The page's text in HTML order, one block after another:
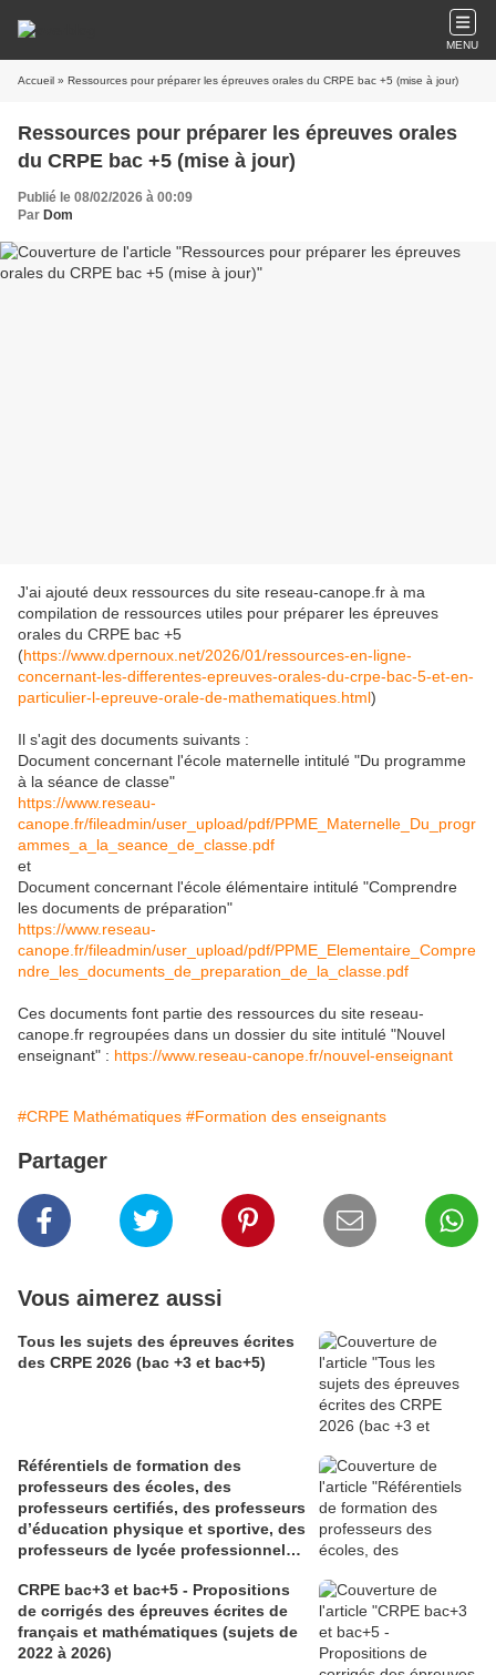
MENU
Accueil » Ressources pour préparer les épreuves orales du CRPE bac +5 (mise à jour)
Ressources pour préparer les épreuves orales
du CRPE bac +5 (mise à jour)
Publié le 08/02/2026 à 00:09
Par Dom
J'ai ajouté deux ressources du site reseau-canope.fr à ma
compilation de ressources utiles pour préparer les épreuves
orales du CRPE bac +5
(https://www.dpernoux.net/2026/01/ressources-en-ligne-
concernant-les-differentes-epreuves-orales-du-crpe-bac-5-et-en-
particulier-l-epreuve-orale-de-mathematiques.html)
Il s'agit des documents suivants :
Document concernant l'école maternelle intitulé "Du programme
à la séance de classe"
https://www.reseau-
canope.fr/fileadmin/user_upload/pdf/PPME_Maternelle_Du_progr
ammes_a_la_seance_de_classe.pdf
et
Document concernant l'école élémentaire intitulé "Comprendre
les documents de préparation"
https://www.reseau-
canope.fr/fileadmin/user_upload/pdf/PPME_Elementaire_Compre
ndre_les_documents_de_preparation_de_la_classe.pdf
Ces documents font partie des ressources du site reseau-
canope.fr regroupées dans un dossier du site intitulé "Nouvel
enseignant" : https://www.reseau-canope.fr/nouvel-enseignant
#CRPE Mathématiques #Formation des enseignants
Partager
Vous aimerez aussi
Tous les sujets des épreuves écrites
des CRPE 2026 (bac +3 et bac+5)
Référentiels de formation des
professeurs des écoles, des
professeurs certifiés, des professeurs
d’éducation physique et sportive, des
professeurs de lycée professionnel
certaines sections professionnelles,
et des conseillers principaux
d’éducation (Bulletin officiel spécial
n° 1 du 28 mai 2026)
CRPE bac+3 et bac+5 - Propositions
de corrigés des épreuves écrites de
français et mathématiques (sujets de
2022 à 2026)